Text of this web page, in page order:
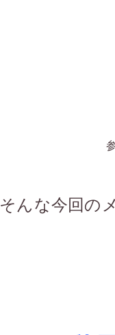
そんな今回の